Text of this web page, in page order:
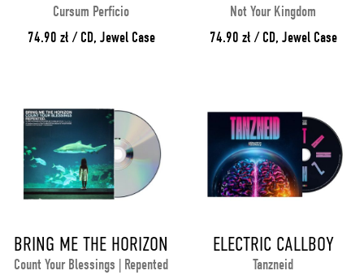
Cursum Perficio
74.90 zł / CD, Jewel Case
Not Your Kingdom
74.90 zł / CD, Jewel Case
BRING ME THE HORIZON
Count Your Blessings | Repented
ELECTRIC CALLBOY
Tanzneid